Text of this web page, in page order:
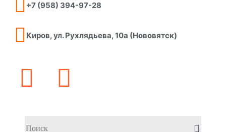
+7 (958) 394-97-28
Киров, ул. Рухлядьева, 10а (Нововятск)